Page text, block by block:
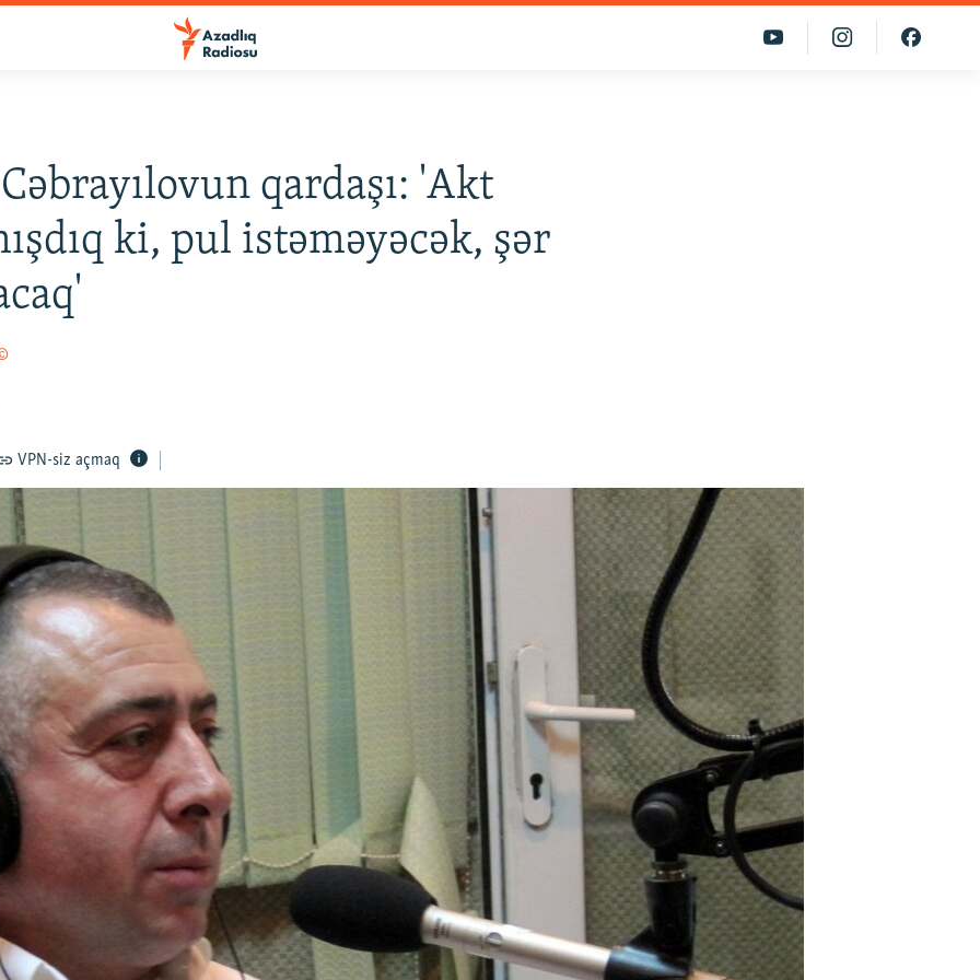
qardaşı: 'Akt
ki, pul istəməyəcək, şər
VPN-siz açmaq